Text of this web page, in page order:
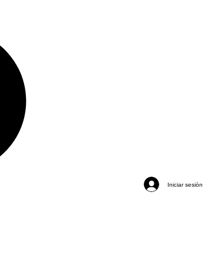
Iniciar sesión